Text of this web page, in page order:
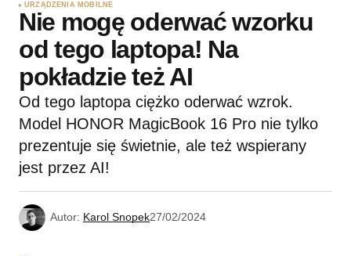
URZĄDZENIA MOBILNE
Nie mogę oderwać wzorku
od tego laptopa! Na
pokładzie też AI
Od tego laptopa ciężko oderwać wzrok.
Model HONOR MagicBook 16 Pro nie tylko
prezentuje się świetnie, ale też wspierany
jest przez AI!
Autor: Karol Snopek27/02/2024